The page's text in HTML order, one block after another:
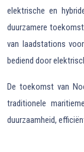
elektrische en
duurzamere
van laadstations
bediend door
De toekomst van
traditionele
duurzaamheid,